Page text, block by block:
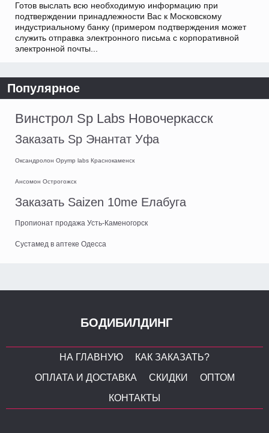
Готов выслать всю необходимую информацию при
подтверждении принадлежности Вас к Московскому
индустриальному банку (примером подтверждения может
служить отправка электронного письма с корпоративной
электронной почты...
Популярное
Винстрол Sp Labs Новочеркасск
Заказать Sp Энантат Уфа
Оксандролон Opymp labs Краснокаменск
Ансомон Острогожск
Заказать Saizen 10me Елабуга
Пропионат продажа Усть-Каменогорск
Сустамед в аптеке Одесса
БОДИБИЛДИНГ
НА ГЛАВНУЮ
КАК ЗАКАЗАТЬ?
ОПЛАТА И ДОСТАВКА
СКИДКИ
ОПТОМ
КОНТАКТЫ